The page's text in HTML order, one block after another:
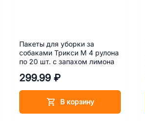
Пакеты для уборки за
собаками Трикси M 4 рулона
по 20 шт. с запахом лимона
299.99 ₽
В корзину